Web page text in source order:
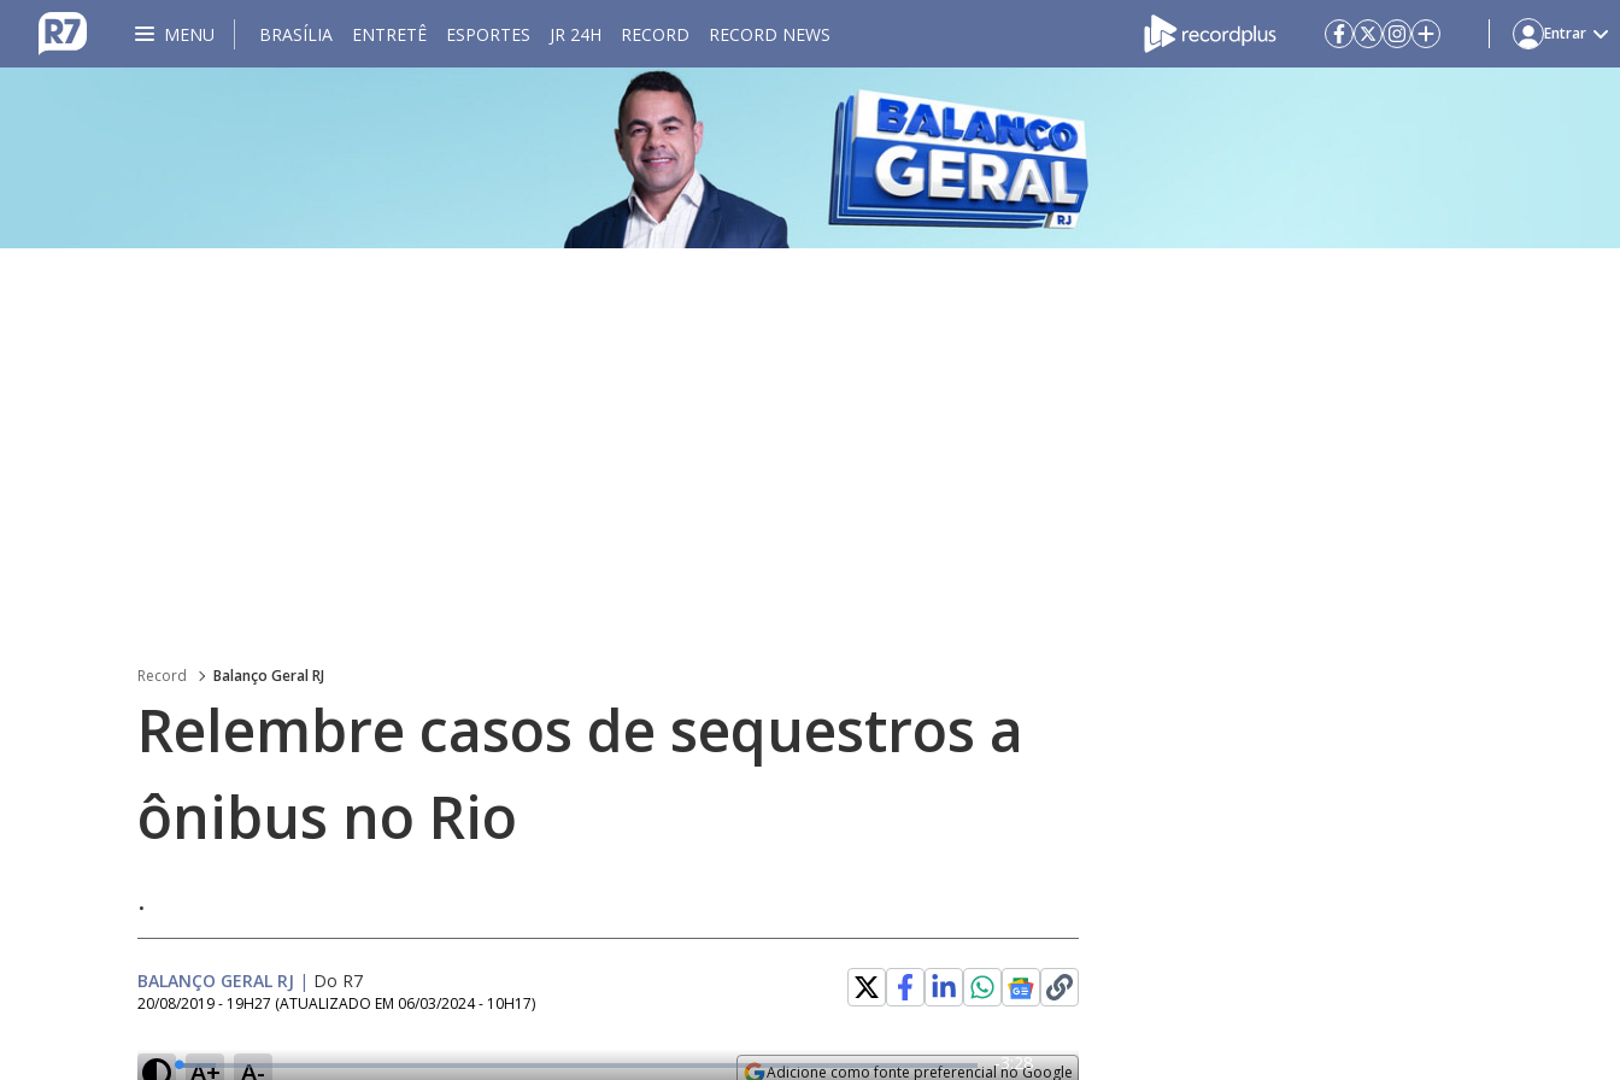
MENU BRASÍLIA ENTRETÊ ESPORTES JR 24H RECORD RECORD NEWS Entrar
Record Balanço Geral RJ
Relembre casos de sequestros a
ônibus no Rio
.
BALANÇO GERAL RJ | Do R7
20/08/2019 - 19H27 (ATUALIZADO EM 06/03/2024 - 10H17)
A+ A- Adicione como fonte preferencial no Google
L
R
-3:28